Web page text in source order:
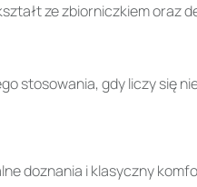
ze zbiorniczkiem oraz
stosowania, gdy liczy się
doznania i klasyczny